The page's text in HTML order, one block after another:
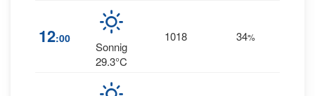
12:00
Sonnig
29.3°C
1018 34%